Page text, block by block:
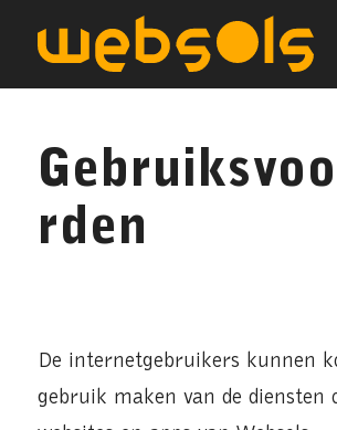
rden
De internetgebruikers kunnen
gebruik maken van de diensten